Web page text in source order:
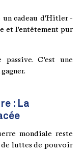
un cadeau d'Hitler -
et l'entêtement pur
C'est une
: La
mondiale reste
de luttes de pouvoir